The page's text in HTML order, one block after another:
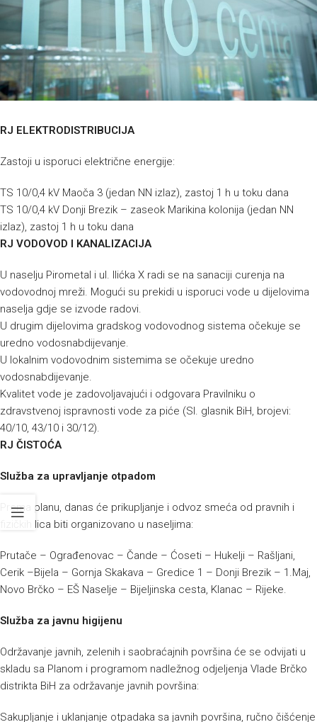
RJ ELEKTRODISTRIBUCIJA
Zastoji u isporuci električne energije:
TS 10/0,4 kV Maoča 3 (jedan NN izlaz), zastoj 1 h u toku dana
TS 10/0,4 kV Donji Brezik – zaseok Marikina kolonija (jedan NN
izlaz), zastoj 1 h u toku dana
RJ VODOVOD I KANALIZACIJA
U naselju Pirometal i ul. Ilićka X radi se na sanaciji curenja na
vodovodnoj mreži. Mogući su prekidi u isporuci vode u dijelovima
naselja gdje se izvode radovi.
U drugim dijelovima gradskog vodovodnog sistema očekuje se
uredno vodosnabdijevanje.
U lokalnim vodovodnim sistemima se očekuje uredno
vodosnabdijevanje.
Kvalitet vode je zadovoljavajući i odgovara Pravilniku o
zdravstvenoj ispravnosti vode za piće (Sl. glasnik BiH, brojevi:
40/10, 43/10 i 30/12).
RJ ČISTOĆA
Služba za upravljanje otpadom
Prema planu, danas će prikupljanje i odvoz smeća od pravnih i
fizičkih lica biti organizovano u naseljima:
Prutače – Ograđenovac – Čande – Ćoseti – Hukelji – Rašljani,
Cerik –Bijela – Gornja Skakava – Gredice 1 – Donji Brezik – 1.Maj,
Novo Brčko – EŠ Naselje – Bijeljinska cesta, Klanac – Rijeke.
Služba za javnu higijenu
Održavanje javnih, zelenih i saobraćajnih površina će se odvijati u
skladu sa Planom i programom nadležnog odjeljenja Vlade Brčko
distrikta BiH za održavanje javnih površina:
Sakupljanje i uklanjanje otpadaka sa javnih površina, ručno čišćenje